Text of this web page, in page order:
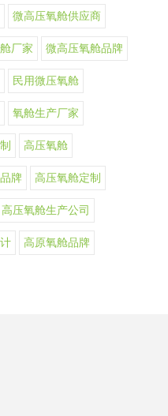
微高压氧舱供应商
厂家 微高压氧舱品牌
民用微压氧舱
氧舱生产厂家
高压氧舱
牌 高压氧舱定制
高压氧舱生产公司
高原氧舱品牌